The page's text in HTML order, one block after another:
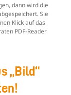
dann wird die
Sie
Klick auf das
PDF-Reader
„Bild“